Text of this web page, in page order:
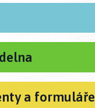
a formuláře